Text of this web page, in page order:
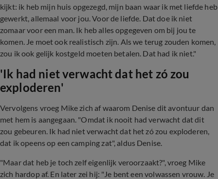
kijkt: ik heb mijn huis opgezegd, mijn baan waar ik met liefde heb
gewerkt, allemaal voor jou. Voor de liefde. Dat doe ik niet
zomaar voor een man. Ik heb alles opgegeven om bij jou te
komen. Je moet ook realistisch zijn. Als we terug zouden komen,
zou ik ook gelijk kostgeld moeten betalen. Dat had ik niet."
'Ik had niet verwacht dat het zó zou
exploderen'
Vervolgens vroeg Mike zich af waarom Denise dit avontuur dan
met hem is aangegaan. "Omdat ik nooit had verwacht dat dit
zou gebeuren. Ik had niet verwacht dat het zó zou exploderen,
dat ik opeens op een camping zat", aldus Denise.
"Maar dat heb je toch zelf eigenlijk veroorzaakt?", vroeg Mike
zich hardop af. En later zei hij: "Je bent een volwassen vrouw. Je